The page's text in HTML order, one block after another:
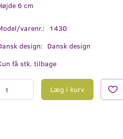
6 cm
varenr.:
1430
design: Dansk design
få stk. tilbage
Læg i kurv